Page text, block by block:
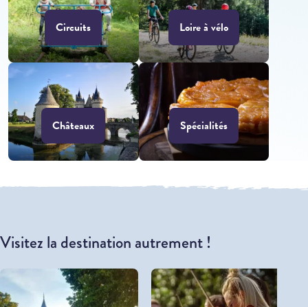
Circuits Loire à vélo
Châteaux Spécialités
Visitez la destination autrement !